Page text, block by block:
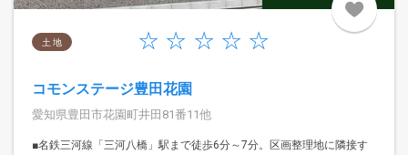
土 地
コモンステージ豊田花園
愛知県豊田市花園町井田81番11他
■名鉄三河線「三河八橋」駅まで徒歩6分～7分。区画整理地に隣接す